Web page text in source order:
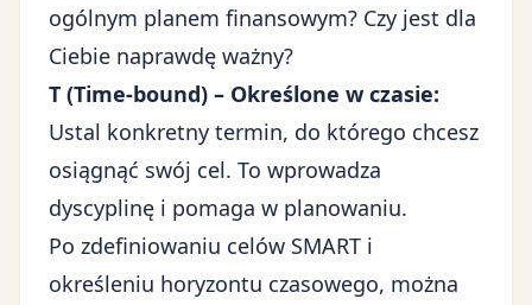
ogólnym planem finansowym? Czy jest dla
Ciebie naprawdę ważny?
T (Time-bound) – Określone w czasie:
Ustal konkretny termin, do którego chcesz
osiągnąć swój cel. To wprowadza
dyscyplinę i pomaga w planowaniu.
Po zdefiniowaniu celów SMART i
określeniu horyzontu czasowego, można